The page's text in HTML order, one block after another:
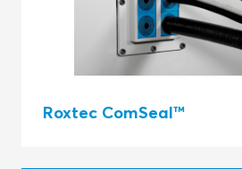
Roxtec ComSeal™